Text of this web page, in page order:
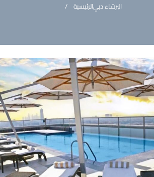
الرئيسيةالبرشاء دبي